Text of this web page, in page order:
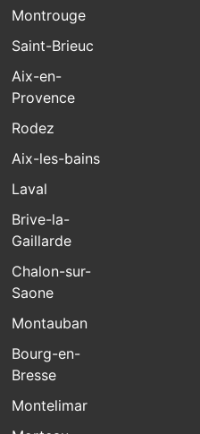
Montrouge
Saint-Brieuc
Aix-en-
Provence
Rodez
Aix-les-bains
Laval
Brive-la-
Gaillarde
Chalon-sur-
Saone
Montauban
Bourg-en-
Bresse
Montelimar